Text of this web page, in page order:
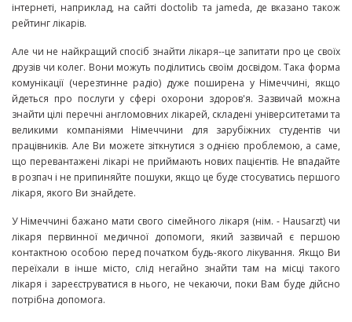
інтернеті, наприклад, на сайті doctolib та jameda, де вказано також
рейтинг лікарів.
Але чи не найкращий спосіб знайти лікаря--це запитати про це своїх
друзів чи колег. Вони можуть поділитись своїм досвідом. Така форма
комунікації (черезтинне радіо) дуже поширена у Німеччині, якщо
йдеться про послуги у сфері охорони здоров'я. Зазвичай можна
знайти цілі перечні англомовних лікарей, складені університетами та
великими компаніями Німеччини для зарубіжних студентів чи
працівників. Але Ви можете зіткнутися з однією проблемою, а саме,
що перевантажені лікарі не приймають нових пацієнтів. Не впадайте
в розпач і не припиняйте пошуки, якщо це буде стосуватись першого
лікаря, якого Ви знайдете.
У Німеччині бажано мати свого сімейного лікаря (нім. - Hausarzt) чи
лікаря первинної медичної допомоги, який зазвичай є першою
контактною особою перед початком будь-якого лікування. Якщо Ви
переїхали в інше місто, слід негайно знайти там на місці такого
лікаря і зареєструватися в нього, не чекаючи, поки Вам буде дійсно
потрібна допомога.